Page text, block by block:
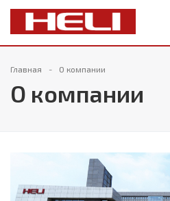
Главная О компании
О компании